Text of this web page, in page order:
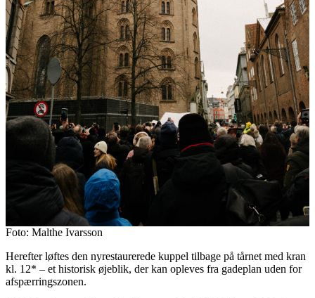
Foto: Malthe Ivarsson
Herefter løftes den nyrestaurerede kuppel tilbage på tårnet med kran
kl. 12* – et historisk øjeblik, der kan opleves fra gadeplan uden for
afspærringszonen.